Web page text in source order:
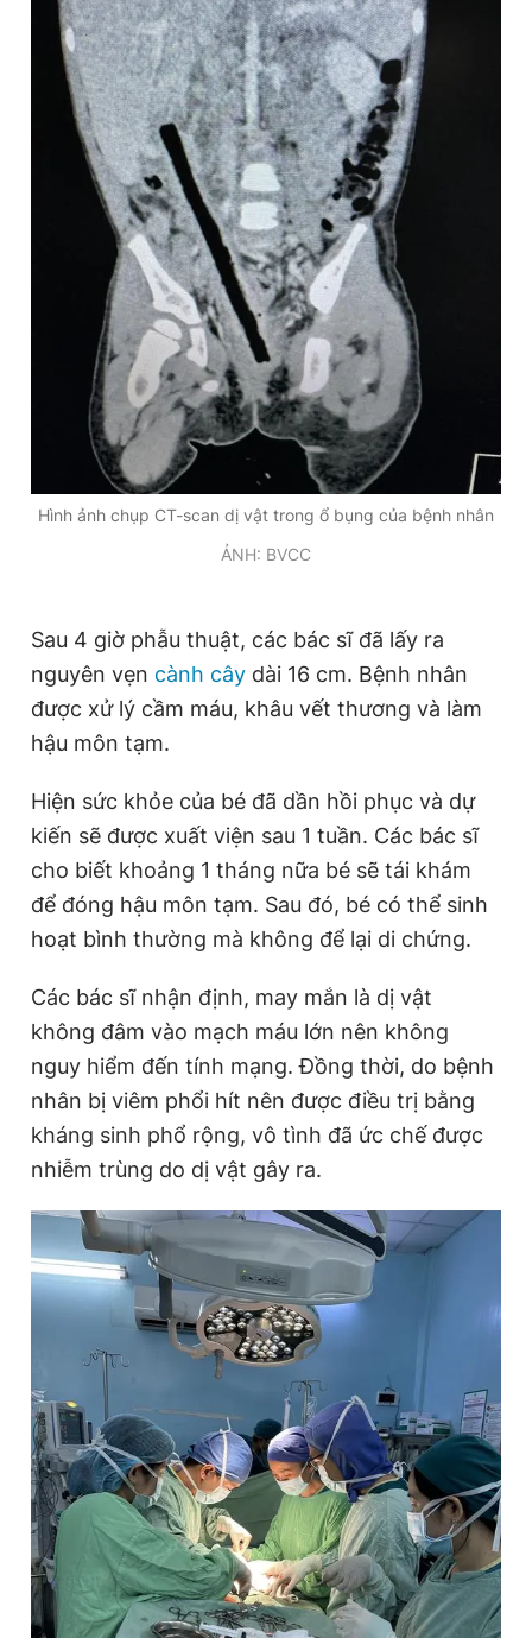
Hình ảnh chụp CT-scan dị vật trong ổ bụng của bệnh nhân
ẢNH: BVCC
Sau 4 giờ phẫu thuật, các bác sĩ đã lấy ra
nguyên vẹn cành cây dài 16 cm. Bệnh nhân
được xử lý cầm máu, khâu vết thương và làm
hậu môn tạm.
Hiện sức khỏe của bé đã dần hồi phục và dự
kiến sẽ được xuất viện sau 1 tuần. Các bác sĩ
cho biết khoảng 1 tháng nữa bé sẽ tái khám
để đóng hậu môn tạm. Sau đó, bé có thể sinh
hoạt bình thường mà không để lại di chứng.
Các bác sĩ nhận định, may mắn là dị vật
không đâm vào mạch máu lớn nên không
nguy hiểm đến tính mạng. Đồng thời, do bệnh
nhân bị viêm phổi hít nên được điều trị bằng
kháng sinh phổ rộng, vô tình đã ức chế được
nhiễm trùng do dị vật gây ra.